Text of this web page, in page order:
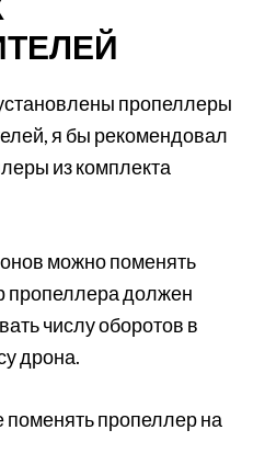
пропеллеры
я бы рекомендовал
из комплекта
можно поменять
пропеллера должен
числу оборотов в
дрона.
поменять пропеллер на